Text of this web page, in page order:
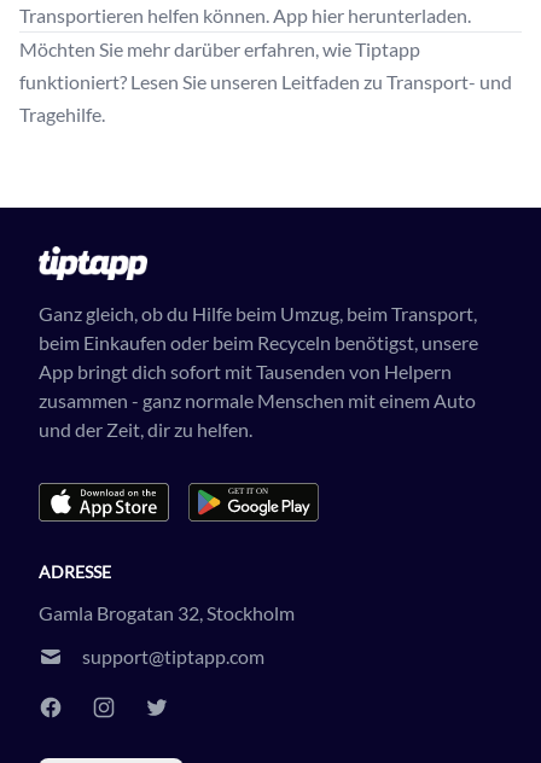
Transportieren helfen können.App hier herunterladen.
Möchten Sie mehr darüber erfahren, wie Tiptapp
funktioniert? Lesen Sie unseren Leitfaden zu Transport- und
Tragehilfe.
Ganz gleich, ob du Hilfe beim Umzug, beim Transport,
beim Einkaufen oder beim Recyceln benötigst, unsere
App bringt dich sofort mit Tausenden von Helpern
zusammen - ganz normale Menschen mit einem Auto
und der Zeit, dir zu helfen.
ADRESSE
Gamla Brogatan 32, Stockholm
support@tiptapp.com